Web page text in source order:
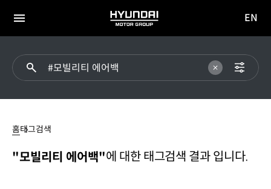
전체
HYUNDAI
MOTOR
이동
EN
에어백
홈태그검색
"모빌리티 에어백"에 대한 태그검색 결과 입니다.